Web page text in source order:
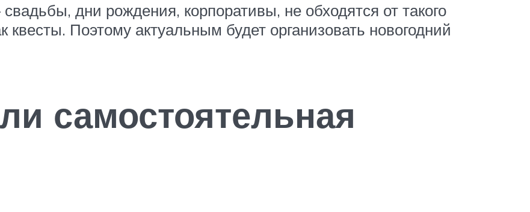
дни рождения, корпоративы, не обходятся от такого
квесты. Поэтому актуальным будет организовать новогодний
самостоятельная